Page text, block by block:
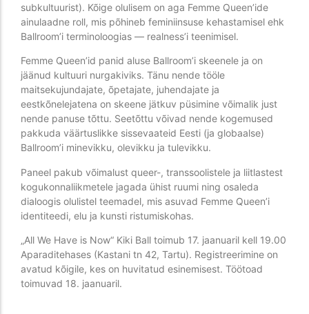
subkultuurist). Kõige olulisem on aga Femme Queen’ide
ainulaadne roll, mis põhineb feminiinsuse kehastamisel ehk
Ballroom’i terminoloogias — realness’i teenimisel.
Femme Queen’id panid aluse Ballroom’i skeenele ja on
jäänud kultuuri nurgakiviks. Tänu nende tööle
maitsekujundajate, õpetajate, juhendajate ja
eestkõnelejatena on skeene jätkuv püsimine võimalik just
nende panuse tõttu. Seetõttu võivad nende kogemused
pakkuda väärtuslikke sissevaateid Eesti (ja globaalse)
Ballroom’i minevikku, olevikku ja tulevikku.
Paneel pakub võimalust queer-, transsoolistele ja liitlastest
kogukonnaliikmetele jagada ühist ruumi ning osaleda
dialoogis olulistel teemadel, mis asuvad Femme Queen’i
identiteedi, elu ja kunsti ristumiskohas.
„All We Have is Now“ Kiki Ball toimub 17. jaanuaril kell 19.00
Aparaditehases (Kastani tn 42, Tartu). Registreerimine on
avatud kõigile, kes on huvitatud esinemisest. Töötoad
toimuvad 18. jaanuaril.